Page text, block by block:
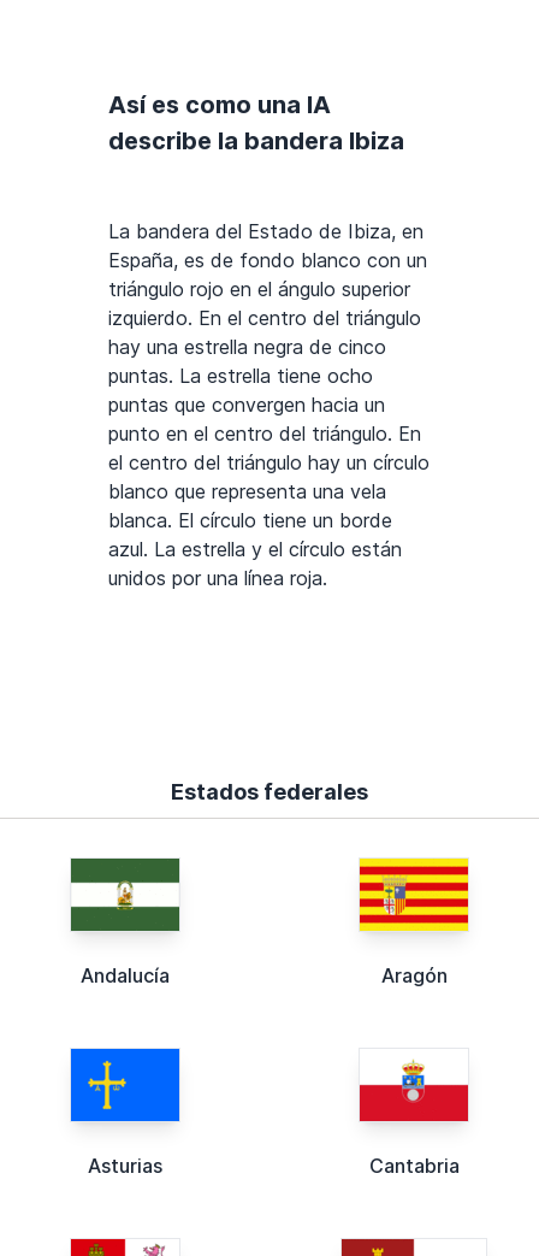
Así es como una IA
describe la bandera Ibiza
La bandera del Estado de Ibiza, en
España, es de fondo blanco con un
triángulo rojo en el ángulo superior
izquierdo. En el centro del triángulo
hay una estrella negra de cinco
puntas. La estrella tiene ocho
puntas que convergen hacia un
punto en el centro del triángulo. En
el centro del triángulo hay un círculo
blanco que representa una vela
blanca. El círculo tiene un borde
azul. La estrella y el círculo están
unidos por una línea roja.
Estados federales
Andalucía Aragón
Asturias Cantabria